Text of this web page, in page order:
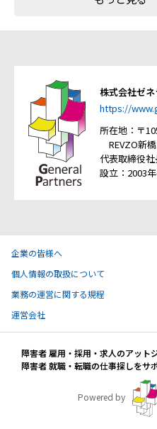
株式会社ゼ
https://
所在地：〒
REVZO新
代表取締役
設立：2003
企業の皆様へ
個人情報の取扱について
業務の運営に関する規程
運営会社
障害者 雇用・採用・求人のアット
障害者 就職・転職の仕事探しをサ
Powered by